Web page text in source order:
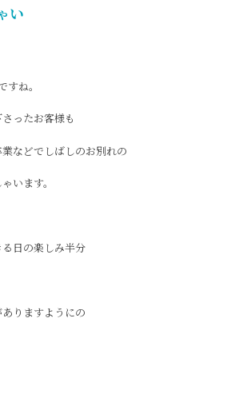
い
ね。
ったお客様も
などでしばしのお別れの
います。
日の楽しみ半分
りますようにの